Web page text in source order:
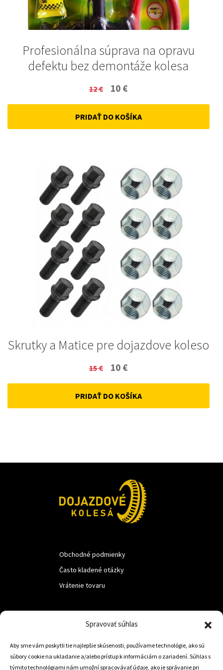
Spravovať súhlas
Aby sme vám poskytli tie najlepšie skúsenosti, používame technológie, ako sú
súbory cookie na ukladanie a/alebo prístup k informáciám o zariadení. Súhlas s
týmito technológiami nám umožní spracovávať údaje, ako je správanie pri
Profesionálna súprava na opravu
defektu bez demontáže kolesa
12€
Original
price
was:
10 €
price
is:
PRIDAŤ DO KOŠÍKA
Skrutky a Matice pre dojazdove koleso
15€
Original
price
was:
10 €
price
is:
PRIDAŤ DO KOŠÍKA
Obchodné podmienky
Často kladené otázky
Vrátenie tovaru
Trstená 02801